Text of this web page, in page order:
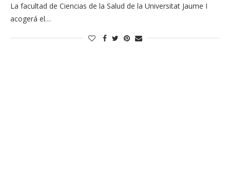
La facultad de Ciencias de la Salud de la Universitat Jaume I
acogerá el…